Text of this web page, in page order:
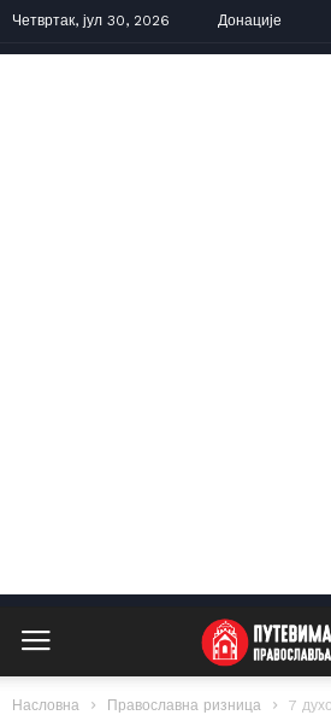
Четвртак, јул 30, 2026 Донације
Насловна Православна ризница 7